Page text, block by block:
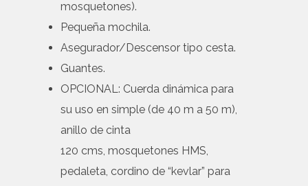
mosquetones).
Pequeña mochila.
Asegurador/Descensor tipo cesta.
Guantes.
OPCIONAL: Cuerda dinámica para
su uso en simple (de 40 m a 50 m),
anillo de cinta
120 cms, mosquetones HMS,
pedaleta, cordino de “kevlar” para